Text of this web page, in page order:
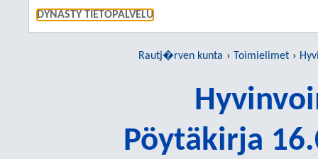
DYNASTY TIETOPALVELU
Rautj�rven kunta Toimielimet
Pöytäkirja